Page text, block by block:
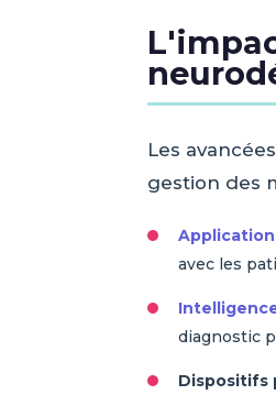
Les
gestion des
avec les
diagnostic
Dispositifs